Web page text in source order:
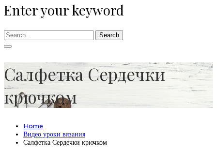
Enter your keyword
Search
Салфетка Сердечки
крючком
Home
Видео уроки вязания
Салфетка Сердечки крючком